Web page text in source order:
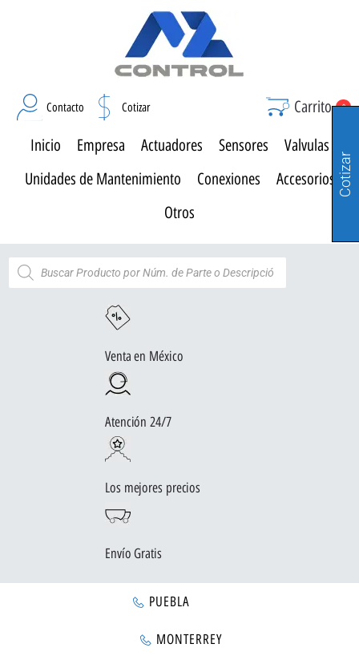
Contacto Cotizar Carrito 0
Inicio Empresa Actuadores Sensores
Valvulas
Unidades de Mantenimiento
Conexiones
Accesorios
Otros
Venta en México
Atención 24/7
Los mejores precios
Envío Gratis
PUEBLA
MONTERREY
Cotizar